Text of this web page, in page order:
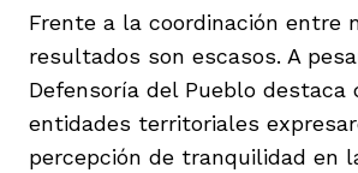
Frente a la coordinación entre
resultados son escasos. A
Defensoría del Pueblo destaca
entidades territoriales
percepción de tranquilidad en